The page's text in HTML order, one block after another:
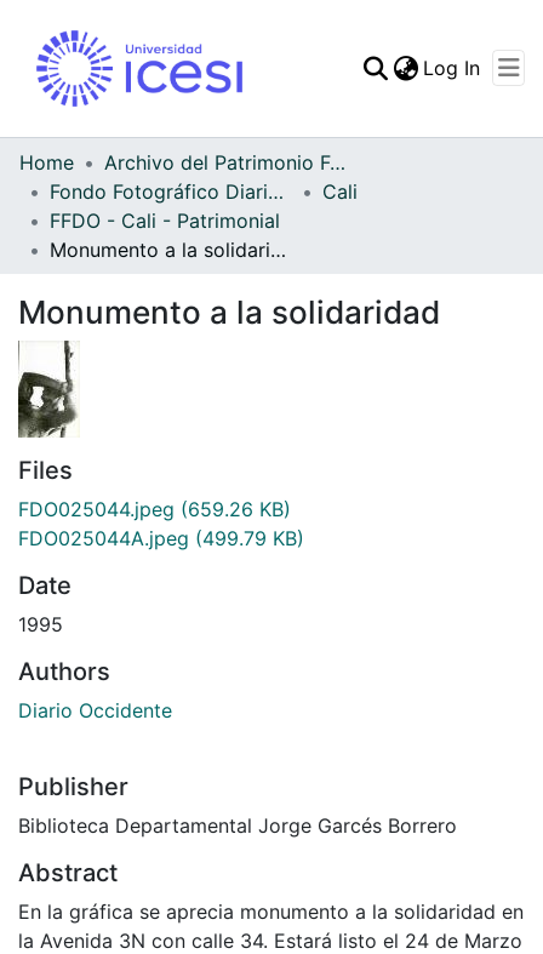
Statistics
Log In
Home
Archivo del Patrimonio Fotográfico y Fílmico del Valle del Cauca
Fondo Fotográfico Diario Occidente
Cali
FFDO - Cali - Patrimonial
Monumento a la solidaridad
Monumento a la solidaridad
Files
FDO025044.jpeg (659.26 KB)
FDO025044A.jpeg (499.79 KB)
Date
1995
Authors
Diario Occidente
Publisher
Biblioteca Departamental Jorge Garcés Borrero
Abstract
En la gráfica se aprecia monumento a la solidaridad en
la Avenida 3N con calle 34. Estará listo el 24 de Marzo